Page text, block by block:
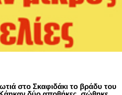
στο Σκαφιδάκι το βράδυ του